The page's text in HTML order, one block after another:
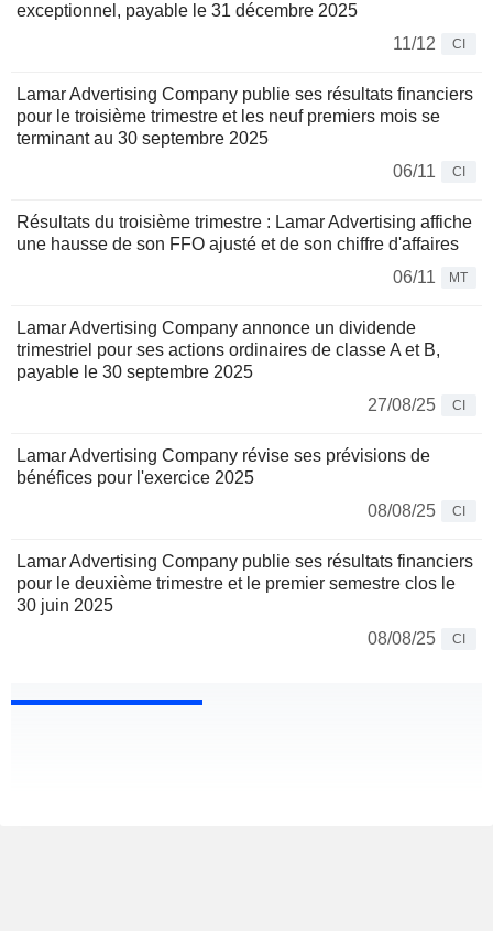
exceptionnel, payable le 31 décembre 2025
11/12
CI
Lamar Advertising Company publie ses résultats financiers
pour le troisième trimestre et les neuf premiers mois se
terminant au 30 septembre 2025
06/11
CI
Résultats du troisième trimestre : Lamar Advertising affiche
une hausse de son FFO ajusté et de son chiffre d'affaires
06/11
MT
Lamar Advertising Company annonce un dividende
trimestriel pour ses actions ordinaires de classe A et B,
payable le 30 septembre 2025
27/08/25
CI
Lamar Advertising Company révise ses prévisions de
bénéfices pour l'exercice 2025
08/08/25
CI
Lamar Advertising Company publie ses résultats financiers
pour le deuxième trimestre et le premier semestre clos le
30 juin 2025
08/08/25
CI